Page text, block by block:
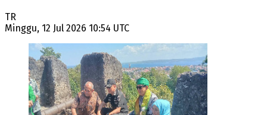
TR
Minggu, 12 Jul 2026 10:54 UTC